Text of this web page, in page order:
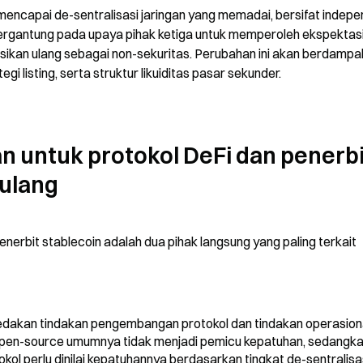
de-sentralisasi jaringan yang memadai, bersifat
pada upaya pihak ketiga untuk memperoleh
ulang sebagai non-sekuritas. Perubahan ini akan
listing, serta struktur likuiditas pasar sekunder.
untuk protokol DeFi dan
stablecoin adalah dua pihak langsung yang paling terkait
tindakan pengembangan protokol dan tindakan
source umumnya tidak menjadi pemicu kepatuhan,
perlu dinilai kepatuhannya berdasarkan tingkat de-